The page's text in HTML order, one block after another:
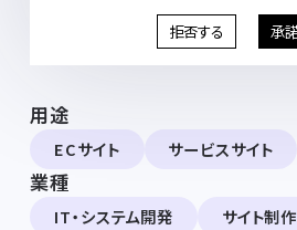
用途
ECサイト サービスサイト
業種
IT・システム開発 サイト制作